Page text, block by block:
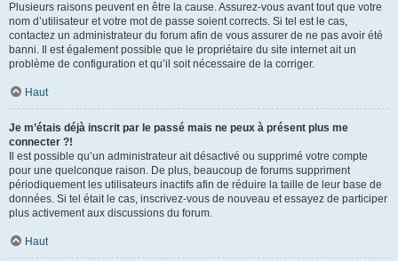
Plusieurs raisons peuvent en être la cause. Assurez-vous avant tout que votre
nom d’utilisateur et votre mot de passe soient corrects. Si tel est le cas,
contactez un administrateur du forum afin de vous assurer de ne pas avoir été
banni. Il est également possible que le propriétaire du site internet ait un
problème de configuration et qu’il soit nécessaire de la corriger.
Haut
Je m’étais déjà inscrit par le passé mais ne peux à présent plus me
connecter ?!
Il est possible qu’un administrateur ait désactivé ou supprimé votre compte
pour une quelconque raison. De plus, beaucoup de forums suppriment
périodiquement les utilisateurs inactifs afin de réduire la taille de leur base de
données. Si tel était le cas, inscrivez-vous de nouveau et essayez de participer
plus activement aux discussions du forum.
Haut